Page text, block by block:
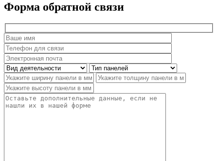
Форма обратной связи